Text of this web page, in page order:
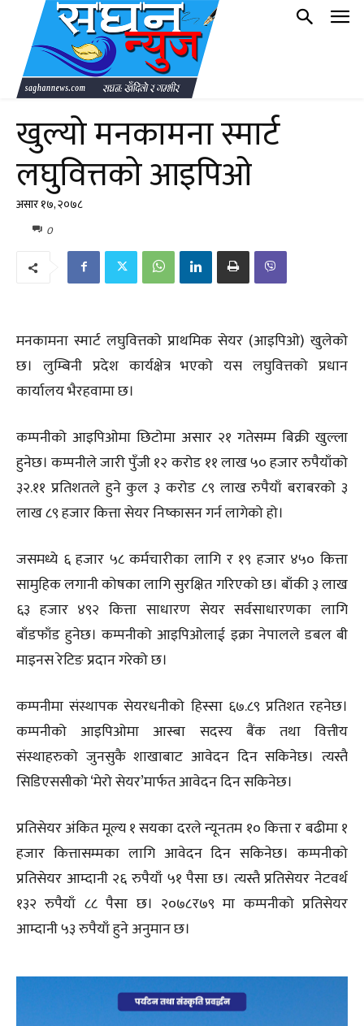
खुल्यो मनकामना स्मार्ट
लघुवित्तको आइपिओ
असार १७, २०७८
0
मनकामना स्मार्ट लघुवित्तको प्राथमिक सेयर (आइपिओ) खुलेको
छ। लुम्बिनी प्रदेश कार्यक्षेत्र भएको यस लघुवित्तको प्रधान
कार्यालय भैरहवामा छ।
कम्पनीको आइपिओमा छिटोमा असार २१ गतेसम्म बिक्री खुल्ला
हुनेछ। कम्पनीले जारी पुँजी १२ करोड ११ लाख ५० हजार रुपैयाँको
३२.११ प्रतिशतले हुने कुल ३ करोड ८९ लाख रुपैयाँ बराबरको ३
लाख ८९ हजार कित्ता सेयर निष्कासन गर्न लागेको हो।
जसमध्ये ६ हजार ५८ कर्मचारीका लागि र १९ हजार ४५० कित्ता
सामुहिक लगानी कोषका लागि सुरक्षित गरिएको छ। बाँकी ३ लाख
६३ हजार ४९२ कित्ता साधारण सेयर सर्वसाधारणका लागि
बाँडफाँड हुनेछ। कम्पनीको आइपिओलाई इक्रा नेपालले डबल बी
माइनस रेटिङ प्रदान गरेको छ।
कम्पनीमा संस्थापक सेयरधनीको हिस्सा ६७.८९ प्रतिशत रहनेछ।
कम्पनीको आइपिओमा आस्बा सदस्य बैंक तथा वित्तीय
संस्थाहरुको जुनसुकै शाखाबाट आवेदन दिन सकिनेछ। त्यस्तै
सिडिएससीको ‘मेरो सेयर’मार्फत आवेदन दिन सकिनेछ।
प्रतिसेयर अंकित मूल्य १ सयका दरले न्यूनतम १० कित्ता र बढीमा १
हजार कित्तासम्मका लागि आवेदन दिन सकिनेछ। कम्पनीको
प्रतिसेयर आम्दानी २६ रुपैयाँ ५१ पैसा छ। त्यस्तै प्रतिसेयर नेटवर्थ
१३२ रुपैयाँ ८८ पैसा छ। २०७८र७९ मा कम्पनीको प्रतिसेयर
आम्दानी ५३ रुपैयाँ हुने अनुमान छ।